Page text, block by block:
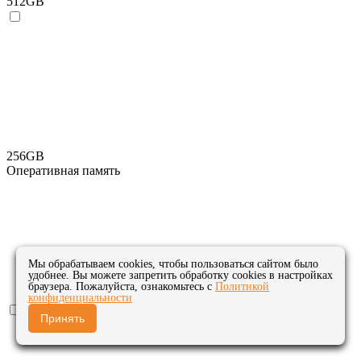
256GB
Оперативная память
Мы обрабатываем cookies, чтобы пользоваться сайтом было
удобнее. Вы можете запретить обработку cookies в настройках
браузера. Пожалуйста, ознакомьтесь с Политикой
конфиденциальности
Принять